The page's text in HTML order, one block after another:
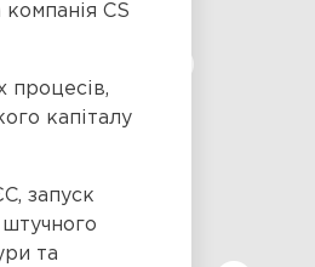
CS
процесів,
капіталу
запуск
та